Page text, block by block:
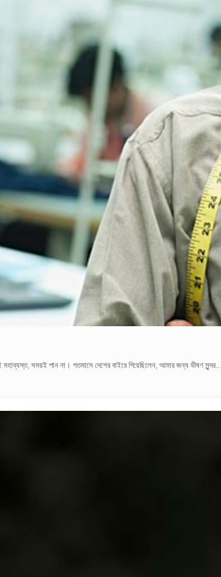
মহাব্যস্ত, সময়ই পান না। গতমাসে দেশের বাইরে গিয়েছিলেন, আমার জন্য ভীষণ সুন্দর...